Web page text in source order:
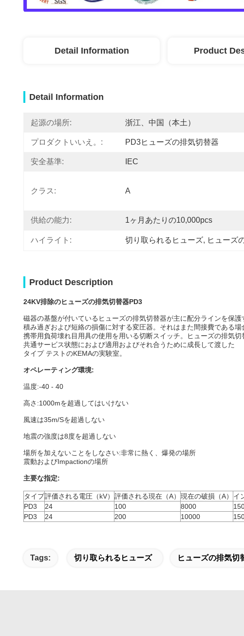
Detail Information Product
Detail Information
起源の場所: 浙江、中国（本土）
プロダクトいいえ。: PD3ヒューズの排気切替器
安全基準: IEC
クラス: A
供給の能力: 1ヶ月あたりの10,000pcs
ハイライト: 切り取られるヒューズ, ヒューズ
Product Description
24KV排除のヒューズの排気切替器PD3
磁器の基盤が付いているヒューズの排気切替器が主に配分ラインを保護
積み過ぎおよび短絡の損傷に対する変圧器。それはまた間接費である場
携帯用負荷壊れ目用具の使用を用いる切断スイッチ。ヒューズの排気切
共通サービス状態におよび適用およびそれ合うために成長して渡した
タイプ テストのKEMAの実験室。
オペレーティング環境:
温度:-40 - 40
高さ:1000mを超過してはいけない
風速は35m/Sを超過しない
地震の強度は8度を超過しない
場所を加えないことをしなさい:非常に熱く、爆発の場所
震動およびImpactionの場所
主要な指定:
タイプ評価される電圧（kV） 評価される現在（A） 現在の破損（A） イ
PD3
24 100 8000
PD3 24 200 10000
Tags: 切り取られるヒューズ ヒューズの排気切